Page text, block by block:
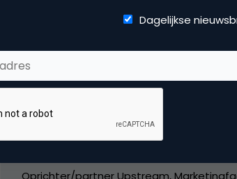
Marco Derksen
Partner bijUpstream
Oprichter/partner Upstream,
Dagelijkse